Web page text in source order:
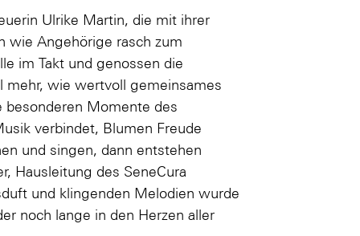
Ulrike Martin, die mit ihrer
wie Angehörige rasch zum
im Takt und genossen die
wie wertvoll gemeinsames
besonderen Momente des
verbindet, Blumen Freude
und singen, dann entstehen
Hausleitung des SeneCura
und klingenden Melodien wurde
noch lange in den Herzen aller